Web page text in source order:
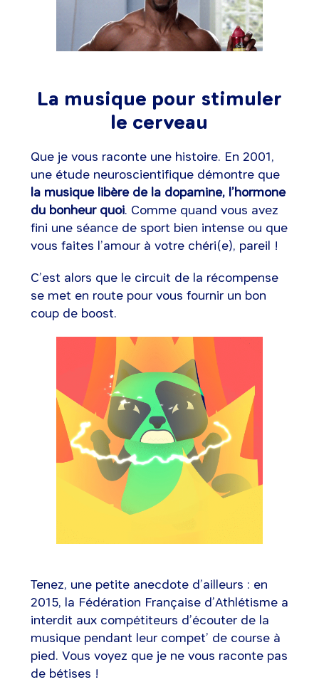
La musique pour stimuler
le cerveau
Que je vous raconte une histoire. En 2001,
une étude neuroscientifique démontre que
la musique libère de la dopamine, l’hormone
du bonheur quoi. Comme quand vous avez
fini une séance de sport bien intense ou que
vous faites l’amour à votre chéri(e), pareil !
C’est alors que le circuit de la récompense
se met en route pour vous fournir un bon
coup de boost.
Tenez, une petite anecdote d’ailleurs : en
2015, la Fédération Française d’Athlétisme a
interdit aux compétiteurs d’écouter de la
musique pendant leur compet’ de course à
pied. Vous voyez que je ne vous raconte pas
de bétises !